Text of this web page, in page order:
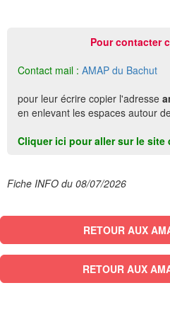
Pour contacter
Contact mail : AMAP du Bachut
pour leur écrire copier l'adresse
en enlevant les espaces autour
Cliquer ici pour aller sur le site
Fiche INFO du 08/07/2026
RETOUR AUX
RETOUR AUX